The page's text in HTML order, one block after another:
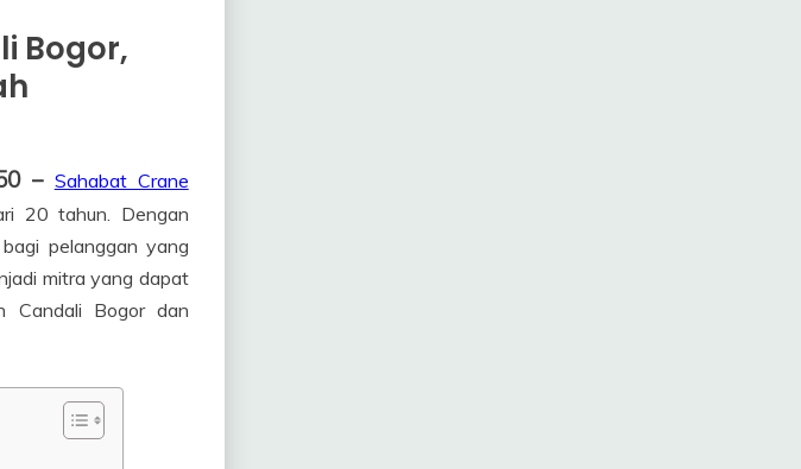
Bogor,
– Sahabat Crane
20 tahun. Dengan
pelanggan yang
mitra yang dapat
Candali Bogor dan